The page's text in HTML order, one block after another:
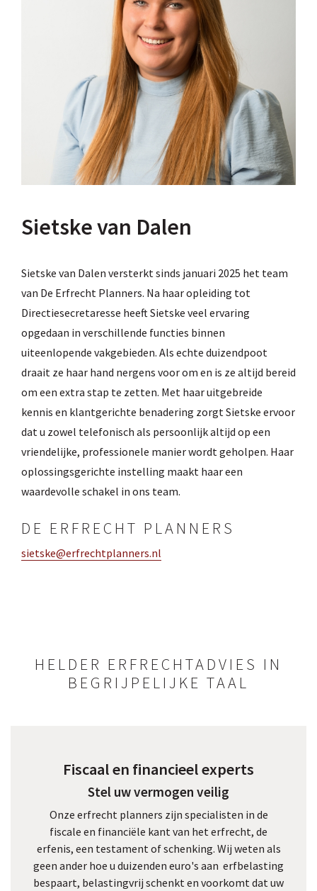
Sietske van Dalen
Sietske van Dalen versterkt sinds januari 2025 het team
van De Erfrecht Planners. Na haar opleiding tot
Directiesecretaresse heeft Sietske veel ervaring
opgedaan in verschillende functies binnen
uiteenlopende vakgebieden. Als echte duizendpoot
draait ze haar hand nergens voor om en is ze altijd bereid
om een extra stap te zetten. Met haar uitgebreide
kennis en klantgerichte benadering zorgt Sietske ervoor
dat u zowel telefonisch als persoonlijk altijd op een
vriendelijke, professionele manier wordt geholpen. Haar
oplossingsgerichte instelling maakt haar een
waardevolle schakel in ons team.
DE ERFRECHT PLANNERS
sietske@erfrechtplanners.nl
HELDER ERFRECHTADVIES IN
BEGRIJPELIJKE TAAL
Fiscaal en financieel experts
Stel uw vermogen veilig
Onze erfrecht planners zijn specialisten in de
fiscale en financiële kant van het erfrecht, de
erfenis, een testament of schenking. Wij weten als
geen ander hoe u duizenden euro's aan erfbelasting
bespaart, belastingvrij schenkt en voorkomt dat uw